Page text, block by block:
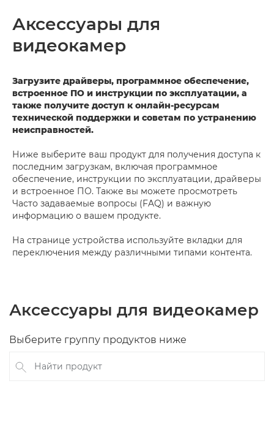
Аксессуары для
видеокамер
Загрузите драйверы, программное обеспечение,
встроенное ПО и инструкции по эксплуатации, а
также получите доступ к онлайн-ресурсам
технической поддержки и советам по устранению
неисправностей.
Ниже выберите ваш продукт для получения доступа к
последним загрузкам, включая программное
обеспечение, инструкции по эксплуатации, драйверы
и встроенное ПО. Также вы можете просмотреть
Часто задаваемые вопросы (FAQ) и важную
информацию о вашем продукте.
На странице устройства используйте вкладки для
переключения между различными типами контента.
Аксессуары для видеокамер
Выберите группу продуктов ниже
Найти продукт